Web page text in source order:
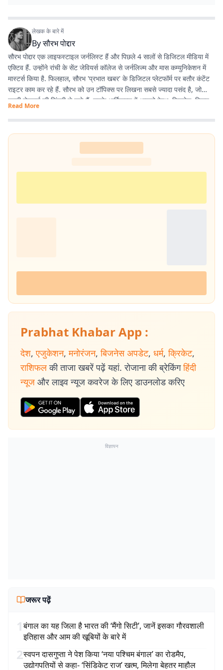
लेखक के बारे में
Byसौरभ पोद्दार
सौरभ पोद्दार एक लाइफस्टाइल जर्नलिस्ट हैं और पिछले 4 सालों से डिजिटल मीडिया में
एक्टिव हैं. उन्होंने रांची के सेंट जेवियर्स कॉलेज से जर्नलिज्म और मास कम्युनिकेशन में
मास्टर्स किया है. फिलहाल, सौरभ 'प्रभात खबर' के डिजिटल प्लेटफॉर्म पर बतौर कंटेंट
राइटर काम कर रहे हैं. सौरभ को उन टॉपिक्स पर लिखना सबसे ज्यादा पसंद है, जो
हमारी रोजमर्रा की जिंदगी से जुड़े हैं. उनके आर्टिकल्स में आपको हेल्थ, फिटनेस, स्किन-
हेयर केयर, पेरेंटिंग, हेल्दी रेसिपीज, घरेलू नुस्खे, रिलेशनशिप और वास्तु शास्त्र जैसी
उपयोगी जानकारियां मिलेंगी. फिटनेस और अच्छी सेहत सौरभ की निजी जिंदगी का भी
अहम हिस्सा हैं. वे जिन विषयों पर लिखते हैं, उन्हें अपनी रूटीन में फॉलो भी करते हैं.
उनका मानना है कि जब आप किसी चीज को खुद एक्सपीरियंस करते हैं, तभी दूसरों तक
सही और प्रैक्टिकल जानकारी पहुंचा सकते हैं. उनकी हमेशा यही कोशिश रहती है कि वे
Read More
Prabhat Khabar App :
देश, एजुकेशन, मनोरंजन, बिजनेस अपडेट, धर्म, क्रिकेट,
राशिफल की ताजा खबरें पढ़ें यहां. रोजाना की ब्रेकिंग हिंदी
न्यूज और लाइव न्यूज कवरेज के लिए डाउनलोड करिए
विज्ञापन
जरूर पढ़ें
1बंगाल का यह जिला है भारत की ‘मैंगो सिटी’, जानें इसका गौरवशाली
इतिहास और आम की खूबियों के बारे में
2स्वपन दासगुप्ता ने पेश किया ‘नया पश्चिम बंगाल’ का रोडमैप,
उद्योगपतियों से कहा- ‘सिंडिकेट राज’ खत्म, मिलेगा बेहतर माहौल